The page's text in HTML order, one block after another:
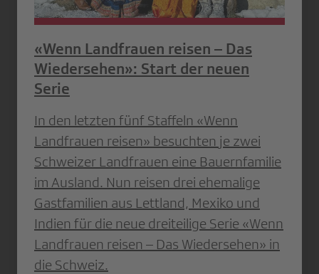
«Wenn Landfrauen reisen – Das
Wiedersehen»: Start der neuen
Serie
In den letzten fünf Staffeln «Wenn
Landfrauen reisen» besuchten je zwei
Schweizer Landfrauen eine Bauernfamilie
im Ausland. Nun reisen drei ehemalige
Gastfamilien aus Lettland, Mexiko und
Indien für die neue dreiteilige Serie «Wenn
Landfrauen reisen – Das Wiedersehen» in
die Schweiz.